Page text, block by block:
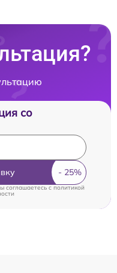
со
соглашаетесь cполитикой